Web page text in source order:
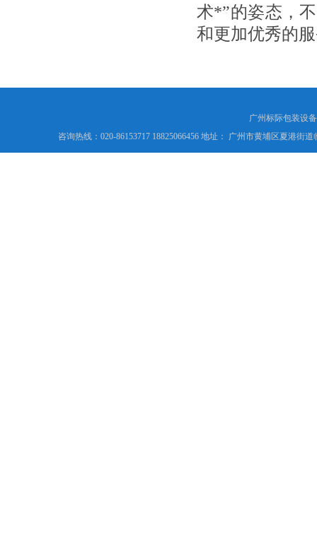
术*”的姿态，
和更加优秀的
广州标际包装设
咨询热线：020-86153717 18825066456 地址： 广州市黄埔区夏港街